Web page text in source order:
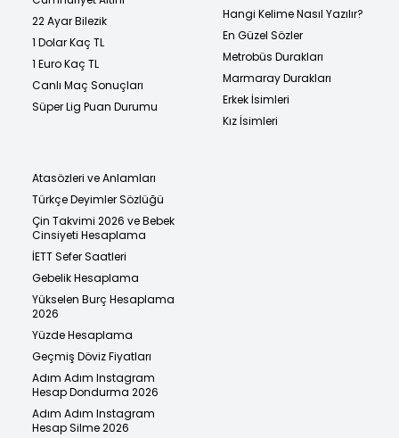
22 Ayar Bilezik
1 Dolar Kaç TL
1 Euro Kaç TL
Canlı Maç Sonuçları
Süper Lig Puan Durumu
Hangi Kelime Nasıl Yazılır?
En Güzel Sözler
Metrobüs Durakları
Marmaray Durakları
Erkek İsimleri
Kız İsimleri
Atasözleri ve Anlamları
Türkçe Deyimler Sözlüğü
Çin Takvimi 2026 ve Bebek
Cinsiyeti Hesaplama
İETT Sefer Saatleri
Gebelik Hesaplama
Yükselen Burç Hesaplama
2026
Yüzde Hesaplama
Geçmiş Döviz Fiyatları
Adım Adım Instagram
Hesap Dondurma 2026
Adım Adım Instagram
Hesap Silme 2026